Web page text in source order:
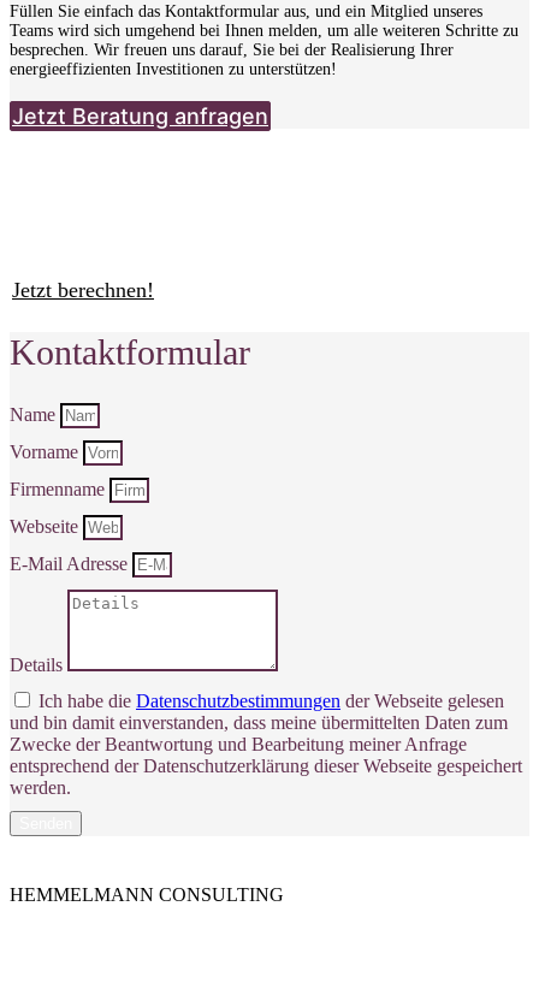
Füllen Sie einfach das Kontaktformular aus, und ein Mitglied unseres
Teams wird sich umgehend bei Ihnen melden, um alle weiteren Schritte zu
besprechen. Wir freuen uns darauf, Sie bei der Realisierung Ihrer
energieeffizienten Investitionen zu unterstützen!
Jetzt Beratung anfragen
Jetzt berechnen!
Kontaktformular
Name
Vorname
Firmenname
Webseite
E-Mail Adresse
Details
Ich habe die Datenschutzbestimmungen der Webseite gelesen
und bin damit einverstanden, dass meine übermittelten Daten zum
Zwecke der Beantwortung und Bearbeitung meiner Anfrage
entsprechend der Datenschutzerklärung dieser Webseite gespeichert
werden.
HEMMELMANN CONSULTING